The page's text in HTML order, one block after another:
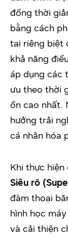
đồng thời
bằng cách
tai riêng biệt
khả năng
áp dụng các
ưu theo thời
ồn cao nhất.
hưởng trải
cá nhân hóa
Khi thực hiện
Siêu rõ
đàm thoại
hình học
và cải thiện